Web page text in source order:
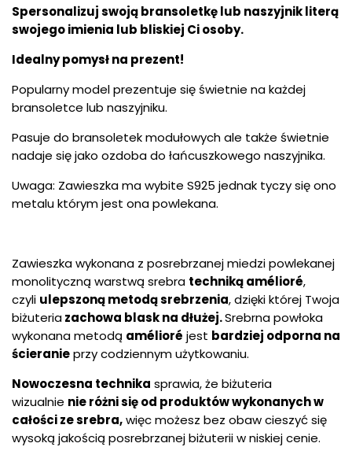
Spersonalizuj swoją bransoletkę lub naszyjnik literą
swojego imienia lub bliskiej Ci osoby.
Idealny pomysł na prezent!
Popularny model prezentuje się świetnie na każdej
bransoletce lub naszyjniku.
Pasuje do bransoletek modułowych ale także świetnie
nadaje się jako ozdoba do łańcuszkowego naszyjnika.
Uwaga: Zawieszka ma wybite S925 jednak tyczy się ono
metalu którym jest ona powlekana.
Zawieszka wykonana z posrebrzanej miedzi powlekanej
monolityczną warstwą srebra techniką amélioré,
czyli ulepszoną metodą srebrzenia, dzięki której Twoja
biżuteriazachowa blask na dłużej.Srebrna powłoka
wykonana metodą amélioré jest bardziej odporna na
ścieranieprzy codziennym użytkowaniu.
Nowoczesna technika sprawia, że biżuteria
wizualnie nie różni się od produktów wykonanych w
całości ze srebra,więc możesz bez obaw cieszyć się
wysoką jakością posrebrzanej biżuterii w niskiej cenie.